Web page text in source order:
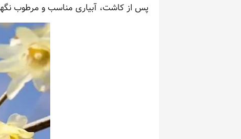
پس از کاشت، آبیاری مناسب و مرطوب